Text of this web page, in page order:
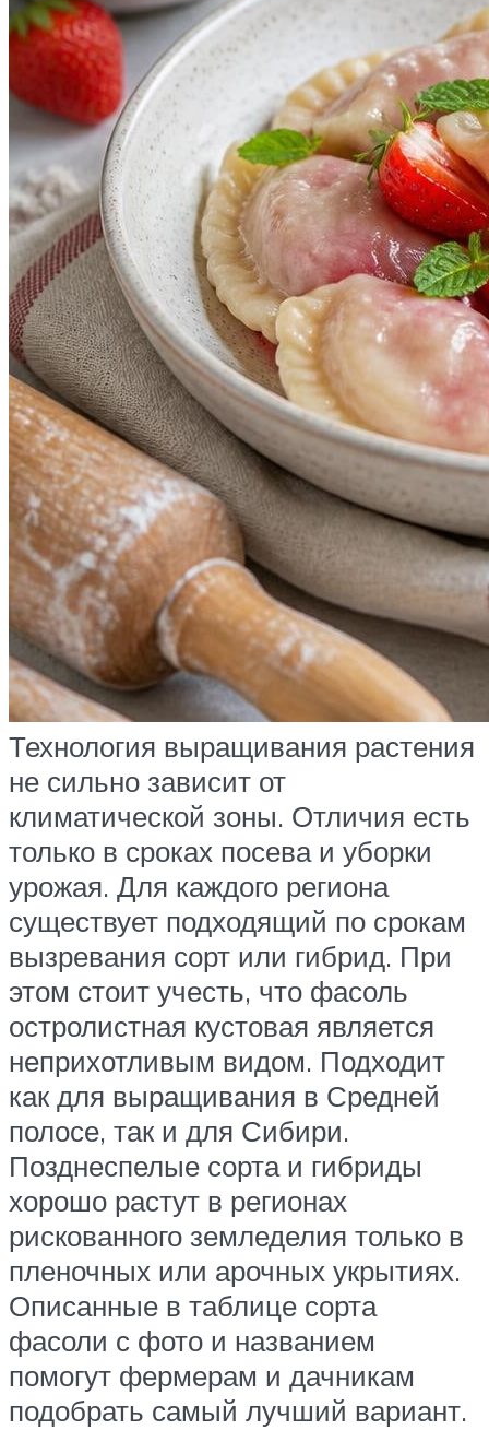
Технология выращивания растения
не сильно зависит от
климатической зоны. Отличия есть
только в сроках посева и уборки
урожая. Для каждого региона
существует подходящий по срокам
вызревания сорт или гибрид. При
этом стоит учесть, что фасоль
остролистная кустовая является
неприхотливым видом. Подходит
как для выращивания в Средней
полосе, так и для Сибири.
Позднеспелые сорта и гибриды
хорошо растут в регионах
рискованного земледелия только в
пленочных или арочных укрытиях.
Описанные в таблице сорта
фасоли с фото и названием
помогут фермерам и дачникам
подобрать самый лучший вариант.